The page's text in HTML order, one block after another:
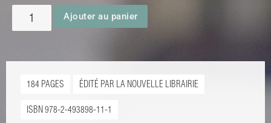
Ajouter au panier
184 PAGES ÉDITÉ PAR LA NOUVELLE LIBRAIRIE
ISBN 978-2-493898-11-1